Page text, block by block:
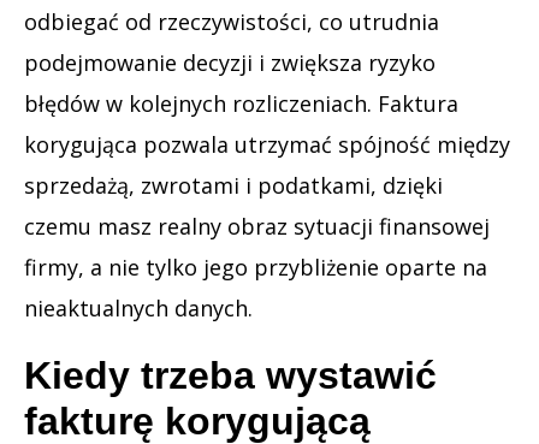
odbiegać od rzeczywistości, co utrudnia
podejmowanie decyzji i zwiększa ryzyko
błędów w kolejnych rozliczeniach. Faktura
korygująca pozwala utrzymać spójność między
sprzedażą, zwrotami i podatkami, dzięki
czemu masz realny obraz sytuacji finansowej
firmy, a nie tylko jego przybliżenie oparte na
nieaktualnych danych.
Kiedy trzeba wystawić
fakturę korygującą